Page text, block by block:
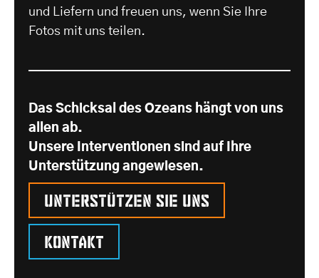
und Liefern und freuen uns, wenn Sie Ihre
Fotos mit uns teilen.
Das Schicksal des Ozeans hängt von uns
allen ab.
Unsere Interventionen sind auf Ihre
Unterstützung angewiesen.
Unterstützen Sie uns
Kontakt